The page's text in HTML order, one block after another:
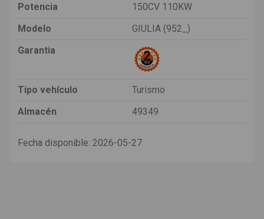
Potencia
150CV 110KW
Modelo
GIULIA (952_)
Garantia
Tipo vehículo
Turismo
Almacén
49349
Fecha disponible: 2026-05-27